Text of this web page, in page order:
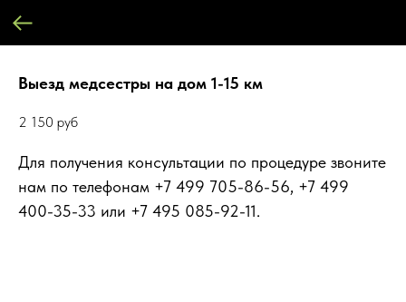
Выезд медсестры на дом 1-15 км
2 150 руб
Для получения консультации по процедуре звоните
нам по телефонам +7 499 705-86-56, +7 499
400-35-33 или +7 495 085-92-11.